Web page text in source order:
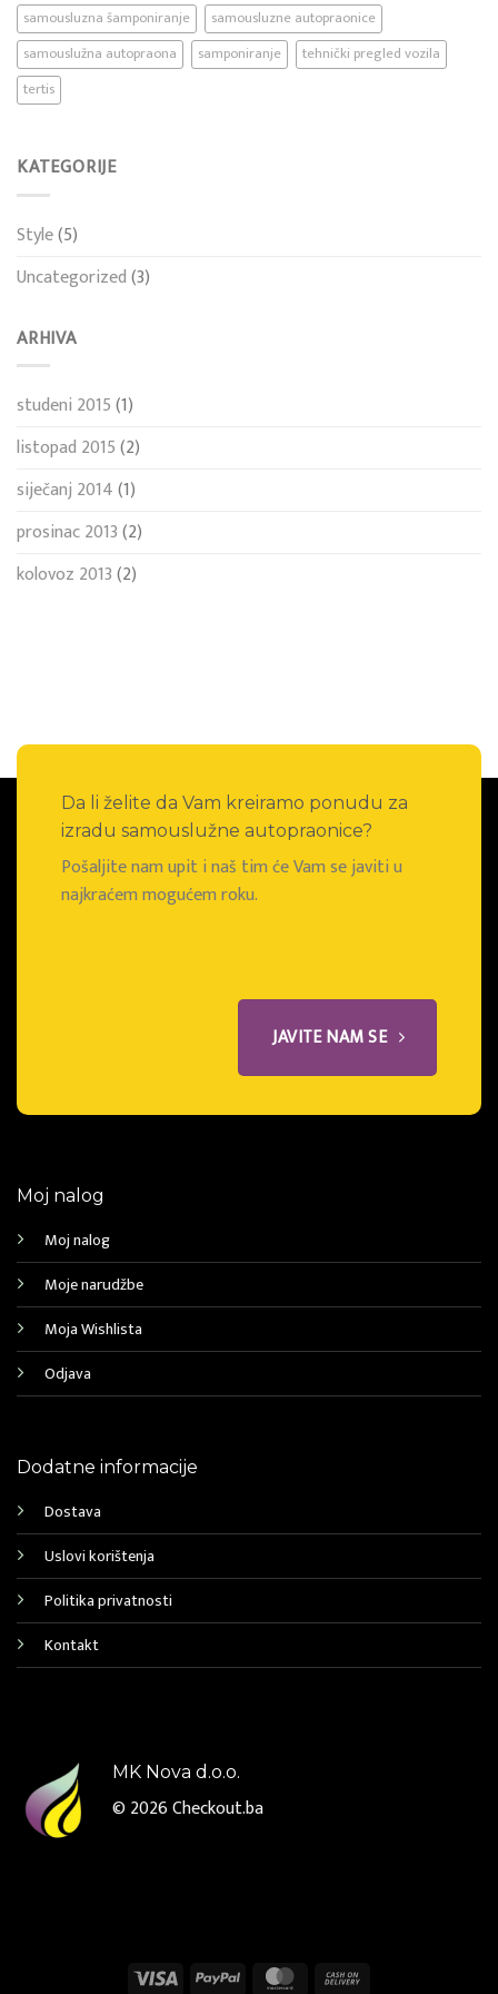
samousluzna šamponiranje
samousluzne autopraonice
samouslužna autopraona
samponiranje
tehnički pregled vozila
tertis
KATEGORIJE
Style(5)
Uncategorized(3)
ARHIVA
studeni 2015(1)
listopad 2015(2)
siječanj 2014(1)
prosinac 2013(2)
kolovoz 2013(2)
Da li želite da Vam kreiramo ponudu za
izradu samouslužne autopraonice?
Pošaljite nam upit i naš tim će Vam se javiti u
najkraćem mogućem roku.
JAVITE NAM SE
Moj nalog
Moj nalog
Moje narudžbe
Moja Wishlista
Odjava
Dodatne informacije
Dostava
Uslovi korištenja
Politika privatnosti
Kontakt
MK Nova d.o.o.
© 2026Checkout.ba